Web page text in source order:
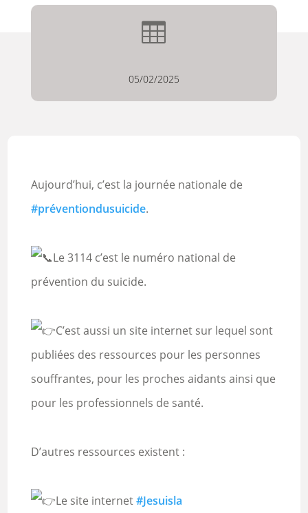

05/02/2025
Aujourd’hui, c’est la journée nationale de
#préventiondusuicide.
Le 3114 c’est le numéro national de
prévention du suicide.
C’est aussi un site internet sur lequel sont
publiées des ressources pour les personnes
souffrantes, pour les proches aidants ainsi que
pour les professionnels de santé.
D’autres ressources existent :
Le site internet#Jesuisla